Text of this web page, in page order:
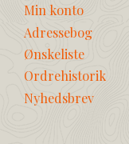
Min konto
Adressebog
Ønskeliste
Ordrehistorik
Nyhedsbrev